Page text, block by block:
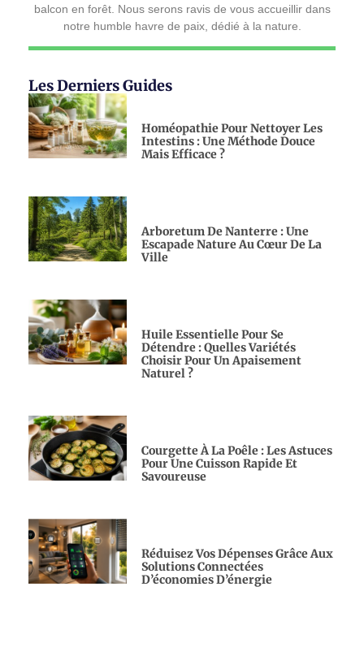
balcon en forêt. Nous serons ravis de vous accueillir dans
notre humble havre de paix, dédié à la nature.
Les Derniers Guides
Homéopathie Pour Nettoyer Les
Intestins : Une Méthode Douce
Mais Efficace ?
Arboretum De Nanterre : Une
Escapade Nature Au Cœur De La
Ville
Huile Essentielle Pour Se
Détendre : Quelles Variétés
Choisir Pour Un Apaisement
Naturel ?
Courgette À La Poêle : Les Astuces
Pour Une Cuisson Rapide Et
Savoureuse
Réduisez Vos Dépenses Grâce Aux
Solutions Connectées
D’économies D’énergie